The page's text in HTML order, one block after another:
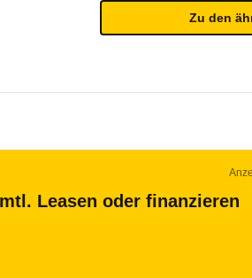
Zu den
Leasen oder finanzieren